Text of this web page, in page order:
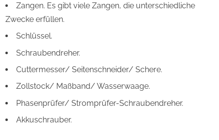
Zangen. Es gibt viele Zangen, die unterschiedliche
Zwecke erfüllen.
Schlüssel.
Schraubendreher.
Cuttermesser/ Seitenschneider/ Schere.
Zollstock/ Maßband/ Wasserwaage.
Phasenprüfer/ Stromprüfer-Schraubendreher.
Akkuschrauber.